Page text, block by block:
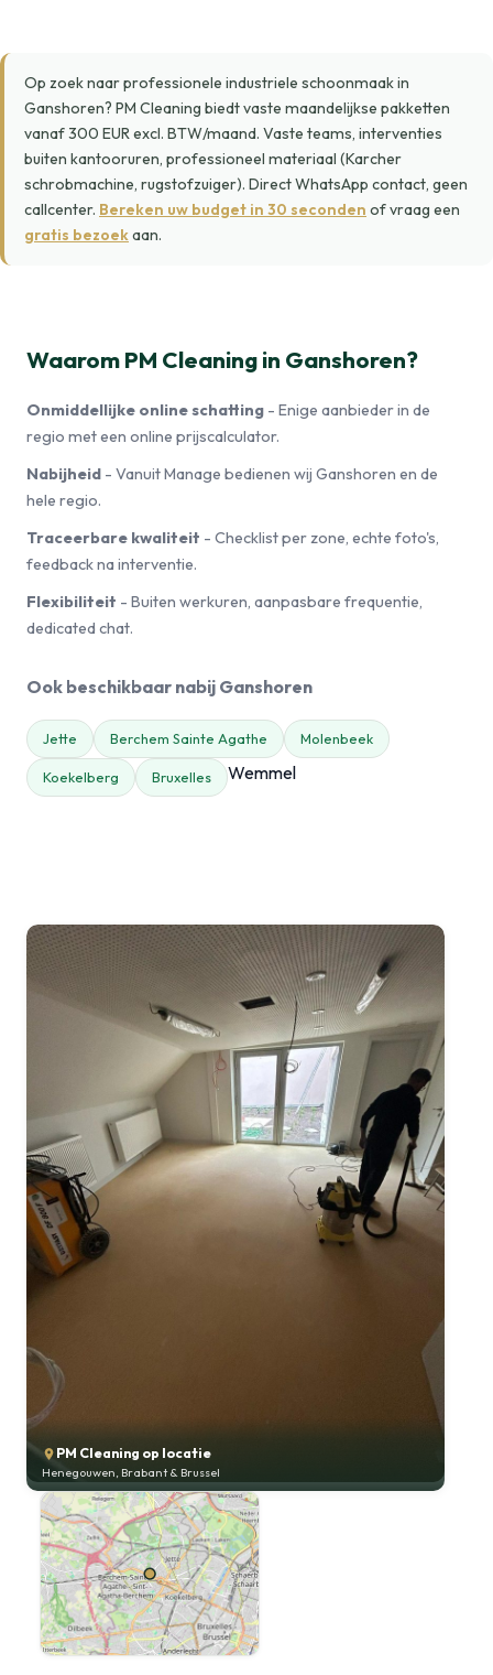
Op zoek naar professionele industriele schoonmaak in
Ganshoren? PM Cleaning biedt vaste maandelijkse pakketten
vanaf 300 EUR excl. BTW/maand. Vaste teams, interventies
buiten kantooruren, professioneel materiaal (Karcher
schrobmachine, rugstofzuiger). Direct WhatsApp contact, geen
callcenter. Bereken uw budget in 30 seconden of vraag een
gratis bezoekaan.
Waarom PM Cleaning in Ganshoren?
Onmiddellijke online schatting - Enige aanbieder in de
regio met een online prijscalculator.
Nabijheid - Vanuit Manage bedienen wij Ganshoren en de
hele regio.
Traceerbare kwaliteit - Checklist per zone, echte foto's,
feedback na interventie.
Flexibiliteit - Buiten werkuren, aanpasbare frequentie,
dedicated chat.
Ook beschikbaar nabij Ganshoren
Jette Berchem Sainte Agathe Molenbeek
Koekelberg Bruxelles Wemmel
PM Cleaning op locatie
Henegouwen, Brabant & Brussel